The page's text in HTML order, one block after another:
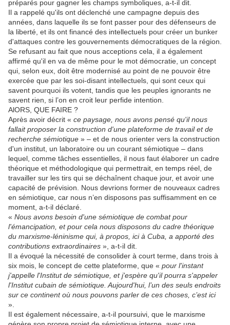
préparés pour gagner les champs symboliques, a-t-il dit.
Il a rappelé qu'ils ont déclenché une campagne depuis des
années, dans laquelle ils se font passer pour des défenseurs de
la liberté, et ils ont financé des intellectuels pour créer un bunker
d'attaques contre les gouvernements démocratiques de la région.
Se refusant au fait que nous acceptions cela, il a également
affirmé qu'il en va de même pour le mot démocratie, un concept
qui, selon eux, doit être modernisé au point de ne pouvoir être
exercée que par les soi-disant intellectuels, qui sont ceux qui
savent pourquoi ils votent, tandis que les peuples ignorants ne
savent rien, si l’on en croit leur perfide intention.
AlORS, QUE FAIRE ?
Après avoir décrit « ce paysage, nous avons pensé qu'il nous
fallait proposer la construction d'une plateforme de travail et de
recherche sémiotique » – et de nous orienter vers la construction
d'un institut, un laboratoire ou un courant sémiotique – dans
lequel, comme tâches essentielles, il nous faut élaborer un cadre
théorique et méthodologique qui permettrait, en temps réel, de
travailler sur les tirs qui se déchaînent chaque jour, et avoir une
capacité de prévision. Nous devrions former de nouveaux cadres
en sémiotique, car nous n’en disposons pas suffisamment en ce
moment, a-t-il déclaré.
« Nous avons besoin d'une sémiotique de combat pour
l'émancipation, et pour cela nous disposons du cadre théorique
du marxisme-léninisme qui, à propos, ici à Cuba, a apporté des
contributions extraordinaires », a-t-il dit.
Il a évoqué la nécessité de consolider à court terme, dans trois à
six mois, le concept de cette plateforme, que « pour l'instant
j'appelle l'Institut de sémiotique, et j'espère qu'il pourra s'appeler
l'Institut cubain de sémiotique. Aujourd'hui, l’un des seuls endroits
sur ce continent où nous pouvons parler de ces choses, c’est ici
».
Il est également nécessaire, a-t-il poursuivi, que le marxisme